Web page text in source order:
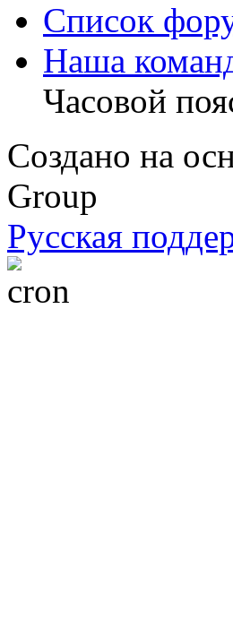
Список
Наша
Часовой
Создано на
Group
Русская